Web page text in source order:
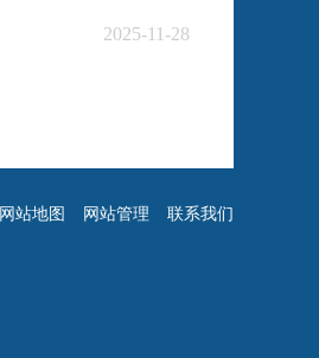
2025-11-28
网站地图 网站管理 联系我们